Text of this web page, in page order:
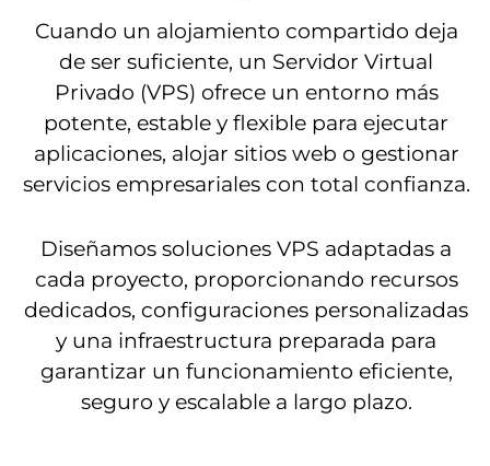
Cuando un alojamiento compartido deja
de ser suficiente, un Servidor Virtual
Privado (VPS) ofrece un entorno más
potente, estable y flexible para ejecutar
aplicaciones, alojar sitios web o gestionar
servicios empresariales con total confianza.
Diseñamos soluciones VPS adaptadas a
cada proyecto, proporcionando recursos
dedicados, configuraciones personalizadas
y una infraestructura preparada para
garantizar un funcionamiento eficiente,
seguro y escalable a largo plazo.